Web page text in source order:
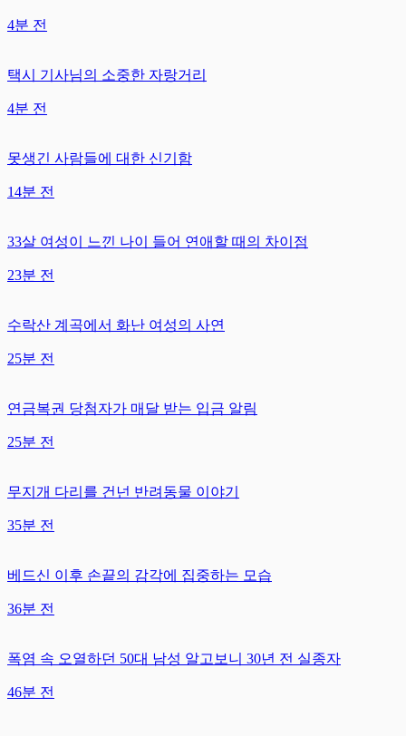
4분 전
택시 기사님의 소중한 자랑거리
4분 전
못생긴 사람들에 대한 신기함
14분 전
33살 여성이 느낀 나이 들어 연애할 때의 차이점
23분 전
수락산 계곡에서 화난 여성의 사연
25분 전
연금복권 당첨자가 매달 받는 입금 알림
25분 전
무지개 다리를 건넌 반려동물 이야기
35분 전
베드신 이후 손끝의 감각에 집중하는 모습
36분 전
폭염 속 오열하던 50대 남성 알고보니 30년 전 실종자
46분 전